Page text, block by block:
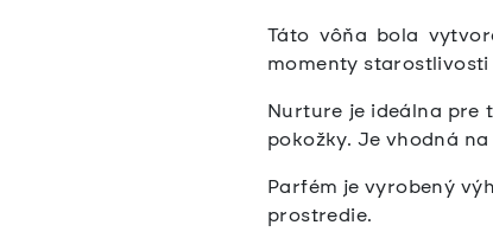
Táto vôňa bola
momenty
Nurture je ideálna pre
pokožky. Je vhodná
Parfém je vyrobený
prostredie.